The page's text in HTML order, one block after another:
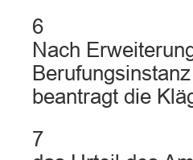
6
Nach
beantragt die
7